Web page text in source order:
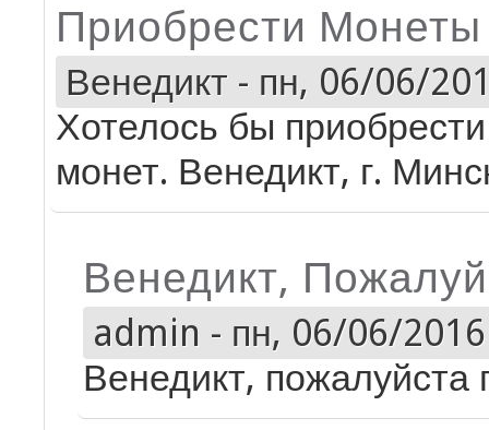
Приобрести Монеты
Венедикт - пн, 06/06/
Хотелось бы
монет. Венедикт, г.
Венедикт,
admin - пн, 06/06/
Венедикт, пожалуйста